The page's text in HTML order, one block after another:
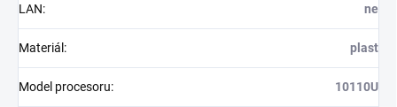
LAN: ne
Materiál : plast
Model procesoru: 10110U